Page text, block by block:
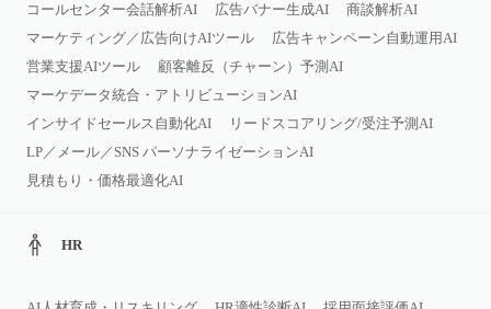
コールセンター会話解析AI 広告バナー生成AI
商談解析AI
マーケティング／広告向けAIツール
広告キャンペーン自動運用AI
営業支援AIツール
顧客離反（チャーン）予測AI
マーケデータ統合・アトリビューションAI
インサイドセールス自動化AI
リードスコアリング/受注予測AI
LP／メール／SNS パーソナライゼーションAI
見積もり・価格最適化AI
HR